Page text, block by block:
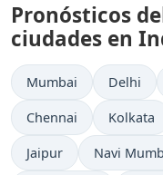
Pronósticos
ciudades en
Mumbai Delhi
Chennai Kolkata
Jaipur Navi